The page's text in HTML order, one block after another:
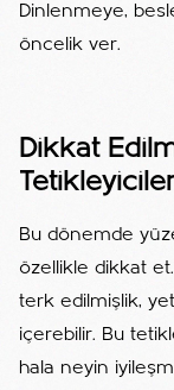
Dinlenmeye,
öncelik ver.
Dikkat
Bu dönemde
özellikle dikkat
terk edilmişlik,
içerebilir. Bu
hala neyin